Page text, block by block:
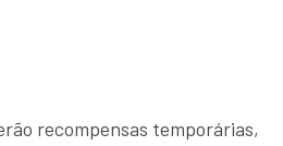
recompensas temporárias,